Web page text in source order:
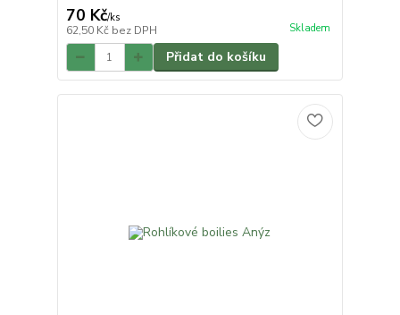
70 Kč/ks
62,50 Kč bez DPH Skladem
Přidat do košíku